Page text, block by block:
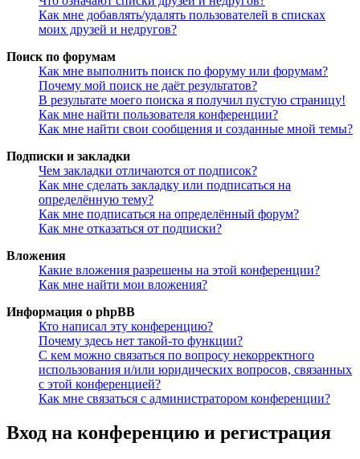
Как мне добавлять/удалять пользователей в списках
моих друзей и недругов?
Поиск по форумам
Как мне выполнить поиск по форуму или форумам?
Почему мой поиск не даёт результатов?
В результате моего поиска я получил пустую страницу!
Как мне найти пользователя конференции?
Как мне найти свои сообщения и созданные мной темы?
Подписки и закладки
Чем закладки отличаются от подписок?
Как мне сделать закладку или подписаться на
определённую тему?
Как мне подписаться на определённый форум?
Как мне отказаться от подписки?
Вложения
Какие вложения разрешены на этой конференции?
Как мне найти мои вложения?
Информация о phpBB
Кто написал эту конференцию?
Почему здесь нет такой-то функции?
С кем можно связаться по вопросу некорректного
использования и/или юридических вопросов, связанных
с этой конференцией?
Как мне связаться с администратором конференции?
Вход на конференцию и регистрация